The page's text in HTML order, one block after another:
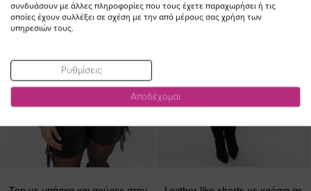
συνδυάσουν με άλλες πληροφορίες που τους έχετε παραχωρήσει ή τις
οποίες έχουν συλλέξει σε σχέση με την από μέρους σας χρήση των
υπηρεσιών τους.
Ρυθμίσεις
Αποδέχομαι